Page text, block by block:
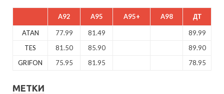
A92 A95 A95+ A98 ДТ
ATAN 77.99 81.49
89.99
TES
81.50 85.90
89.90
GRIFON
75.95 81.95 78.95
МЕТКИ